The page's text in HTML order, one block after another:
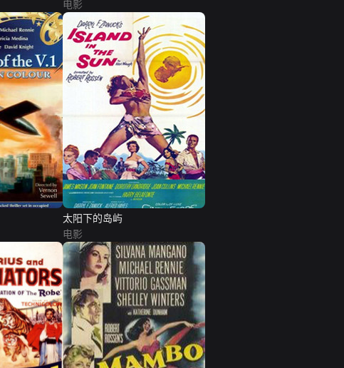
电影
太阳下的岛屿
电影